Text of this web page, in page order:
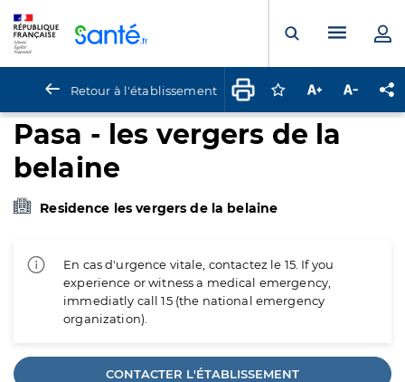
Ouvrir laMenu
Retour à l'établissement Connectez-vous
Augmenter la
Pasa - les vergers de la
belaine
Residence les vergers de la belaine
En cas d'urgence vitale, contactez le 15. If you
experience or witness a medical emergency,
immediatly call 15 (the national emergency
organization).
CONTACTER L'ÉTABLISSEMENT